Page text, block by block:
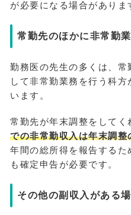
が必要になる場合がありま
常勤先のほかに非常勤
勤務医の先生の多くは、常
して非常勤業務を行う科
います。
常勤先が年末調整をしてく
での非常勤収入は年末調整
年間の総所得を報告するた
も確定申告が必要です。
その他の副収入がある